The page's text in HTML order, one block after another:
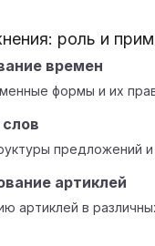
роль и
времен
формы и их
предложений
артиклей
артиклей в